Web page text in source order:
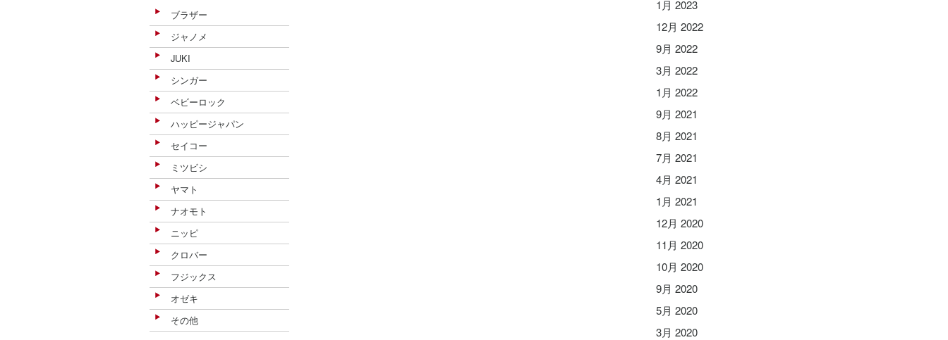
1月 2023
12月 2022
9月 2022
3月 2022
1月 2022
9月 2021
8月 2021
7月 2021
4月 2021
1月 2021
12月 2020
11月 2020
10月 2020
9月 2020
5月 2020
3月 2020
ブラザー
ジャノメ
JUKI
シンガー
ベビーロック
ハッピージャパン
セイコー
ミツビシ
ヤマト
ナオモト
ニッピ
クロバー
フジックス
オゼキ
その他